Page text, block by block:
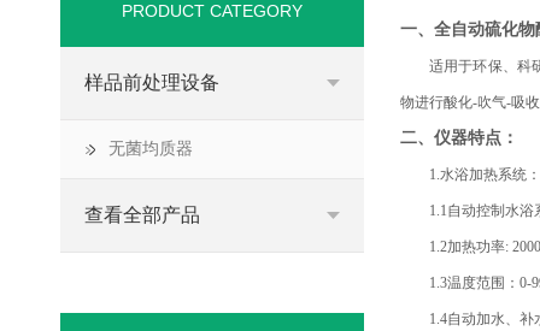
一、 全自动硫化物
适用于环保、科
物进行酸化-吹气-吸
二、仪器特点：
1.水浴加热系统：
1.1自动控制水
1.2加热功率:
1.3温度范围：
1.4自动加水、
PRODUCT CATEGORY
样品前处理设备
无菌均质器
查看全部产品